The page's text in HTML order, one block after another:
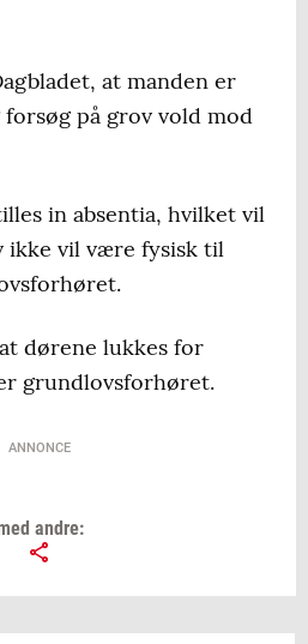
at manden er
på grov vold mod
in absentia, hvilket vil
ikke vil være fysisk til
dørene lukkes for
grundlovsforhøret.
ANNONCE
andre: